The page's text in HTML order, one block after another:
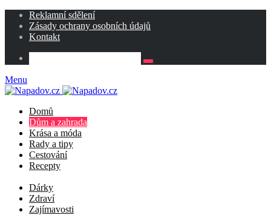
Reklamní sdělení
Zásady ochrany osobních údajů
Kontakt
Menu
Domů
Dům a zahrada
Krása a móda
Rady a tipy
Cestování
Recepty
Dárky
Zdraví
Zajímavosti